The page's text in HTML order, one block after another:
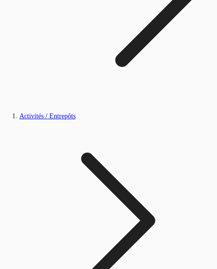
Activités / Entrepôts